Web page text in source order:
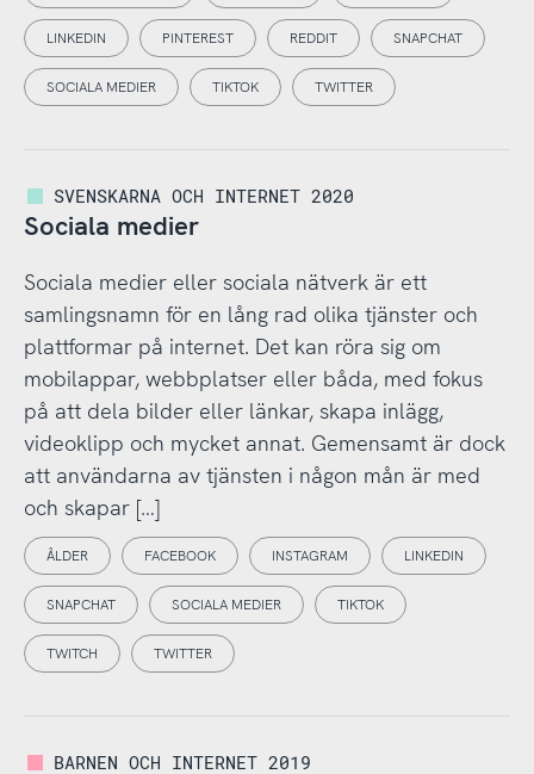
LINKEDIN PINTEREST REDDIT SNAPCHAT
SOCIALA MEDIER TIKTOK TWITTER
SVENSKARNA OCH INTERNET 2020
Sociala medier
Sociala medier eller sociala nätverk är ett
samlingsnamn för en lång rad olika tjänster och
plattformar på internet. Det kan röra sig om
mobilappar, webbplatser eller båda, med fokus
på att dela bilder eller länkar, skapa inlägg,
videoklipp och mycket annat. Gemensamt är dock
att användarna av tjänsten i någon mån är med
och skapar […]
ÅLDER FACEBOOK INSTAGRAM LINKEDIN
SNAPCHAT SOCIALA MEDIER TIKTOK
TWITCH TWITTER
BARNEN OCH INTERNET 2019